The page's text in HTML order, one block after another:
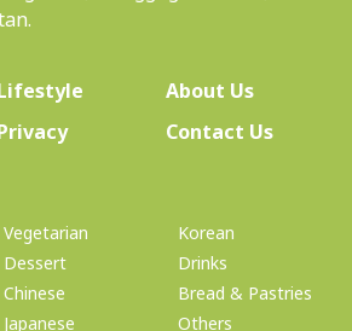
About Us(current)
Contact Us
Vegetarian
Dessert
Chinese
Japanese
Korean
Drinks
Bread & Pastries
Others